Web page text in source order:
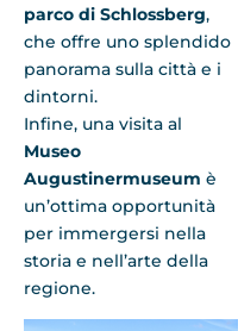
parco di Schlossberg,
che offre uno splendido
panorama sulla città e i
dintorni.
Infine, una visita al
Museo
Augustinermuseum è
un’ottima opportunità
per immergersi nella
storia e nell’arte della
regione.